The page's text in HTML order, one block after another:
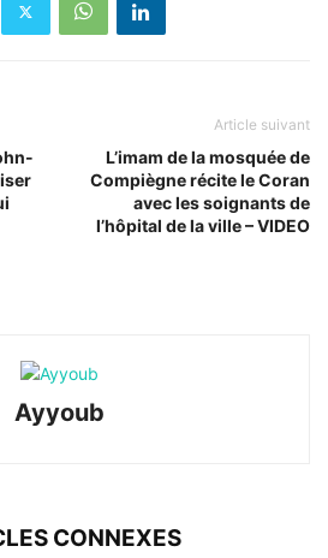
Article suivant
L’imam de la mosquée de
Compiègne récite le Coran
avec les soignants de
l’hôpital de la ville – VIDEO
Ayyoub
CONNEXES